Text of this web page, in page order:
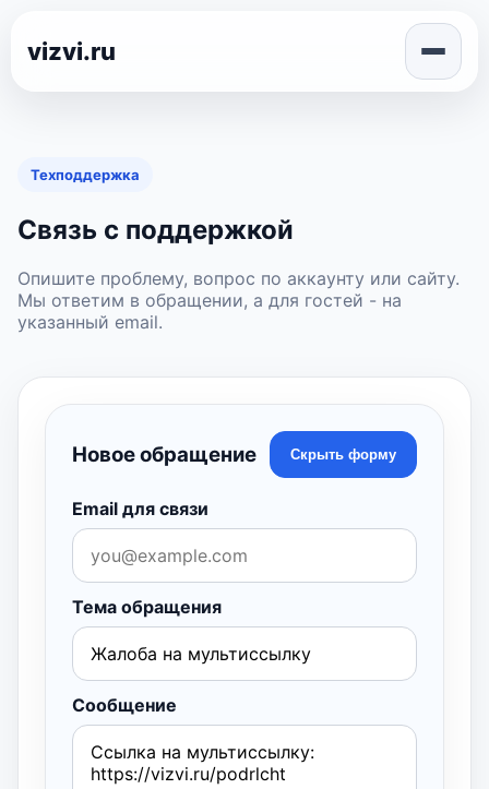
vizvi.ru
Техподдержка
Связь с поддержкой
Опишите проблему, вопрос по аккаунту или сайту.
Мы ответим в обращении, а для гостей - на
указанный email.
Новое обращение Скрыть форму
Email для связи
Тема обращения
Сообщение